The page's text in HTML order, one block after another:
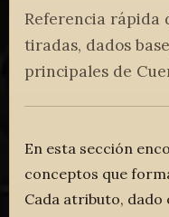
Referencia rápida
tiradas, dados
principales de
En esta sección
conceptos que
Cada atributo,